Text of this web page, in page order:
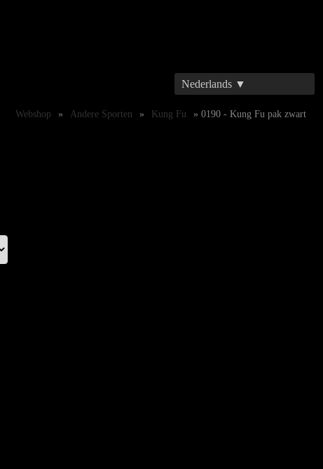
Nederlands ▼
Webshop » Andere Sporten » Kung Fu » 0190 - Kung Fu pak zwart